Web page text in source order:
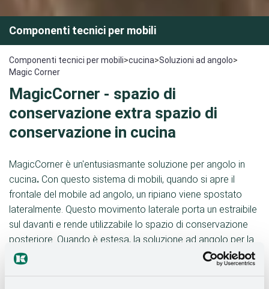
Componenti tecnici per mobili
Componenti tecnici per mobili>cucina>Soluzioni ad angolo>
Magic Corner
MagicCorner - spazio di
conservazione extra spazio di
conservazione in cucina
MagicCorner è un'entusiasmante soluzione per angolo in
cucina. Con questo sistema di mobili, quando si apre il
frontale del mobile ad angolo, un ripiano viene spostato
lateralmente. Questo movimento laterale porta un estraibile
sul davanti e rende utilizzabile lo spazio di conservazione
posteriore. Quando è estesa, la soluzione ad angolo per la
cucina
Magic Corner offre una visione d'insieme e un utilizzo
dello spazio unici. Perfetto per pentole, stoviglie o